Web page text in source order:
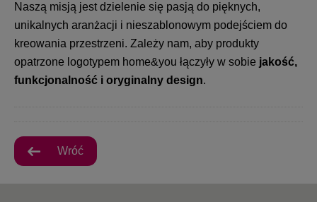
Naszą misją jest dzielenie się pasją do pięknych,
unikalnych aranżacji i nieszablonowym podejściem do
kreowania przestrzeni. Zależy nam, aby produkty
opatrzone logotypem home&you łączyły w sobie jakość,
funkcjonalność i oryginalny design.
Wróć